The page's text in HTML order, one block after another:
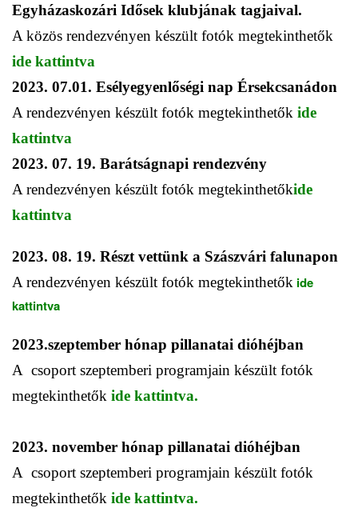
Egyházaskozári Idősek klubjának tagjaival.
A közös rendezvényen készült fotók megtekinthetők
ide kattintva
2023. 07.01. Esélyegyenlőségi nap Érsekcsanádon
A rendezvényen készült fotók megtekinthetők ide
kattintva
2023. 07. 19. Barátságnapi rendezvény
A rendezvényen készült fotók megtekinthetőkide
kattintva
2023. 08. 19. Részt vettünk a Szászvári falunapon
A rendezvényen készült fotók megtekinthetők ide
kattintva
2023.szeptember hónap pillanatai dióhéjban
A csoport szeptemberi programjain készült fotók
megtekinthetők ide kattintva.
2023. november hónap pillanatai dióhéjban
A csoport szeptemberi programjain készült fotók
megtekinthetők ide kattintva.